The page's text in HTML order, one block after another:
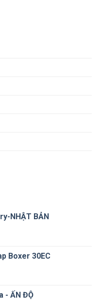
NHẬT BẢN
Boxer 30EC
- ẤN ĐỘ